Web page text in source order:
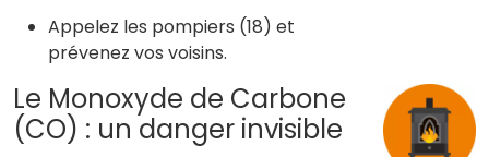
Appelez les pompiers (18) et
prévenez vos voisins.
Le Monoxyde de Carbone
(CO) : un danger invisible